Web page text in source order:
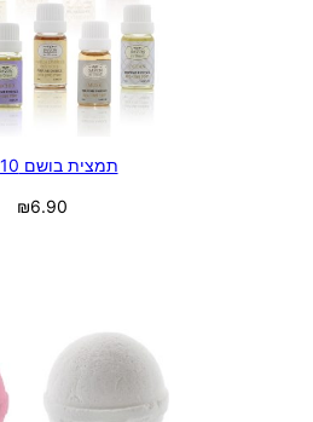
תמצית בושם 10 מ"ל
₪6.90